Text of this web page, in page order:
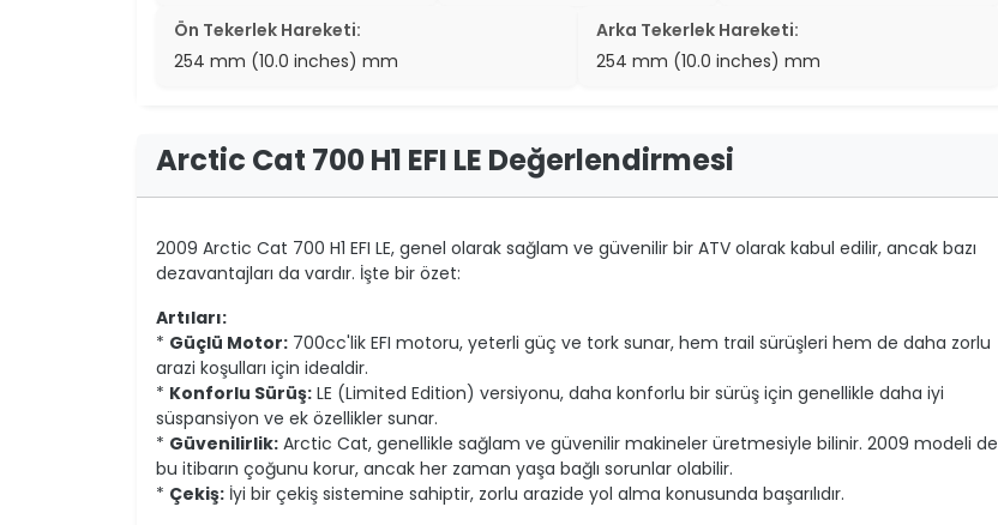
Ön Tekerlek Hareketi:
254 mm (10.0 inches) mm
Arka Tekerlek Hareketi:
254 mm (10.0 inches) mm
Arctic Cat 700 H1 EFI LE Değerlendirmesi
2009 Arctic Cat 700 H1 EFI LE, genel olarak sağlam ve güvenilir bir ATV olarak kabul edilir, ancak bazı
dezavantajları da vardır. İşte bir özet:
Artıları:
* Güçlü Motor: 700cc'lik EFI motoru, yeterli güç ve tork sunar, hem trail sürüşleri hem de daha zorlu
arazi koşulları için idealdir.
* Konforlu Sürüş: LE (Limited Edition) versiyonu, daha konforlu bir sürüş için genellikle daha iyi
süspansiyon ve ek özellikler sunar.
* Güvenilirlik: Arctic Cat, genellikle sağlam ve güvenilir makineler üretmesiyle bilinir. 2009 modeli de
bu itibarın çoğunu korur, ancak her zaman yaşa bağlı sorunlar olabilir.
* Çekiş: İyi bir çekiş sistemine sahiptir, zorlu arazide yol alma konusunda başarılıdır.